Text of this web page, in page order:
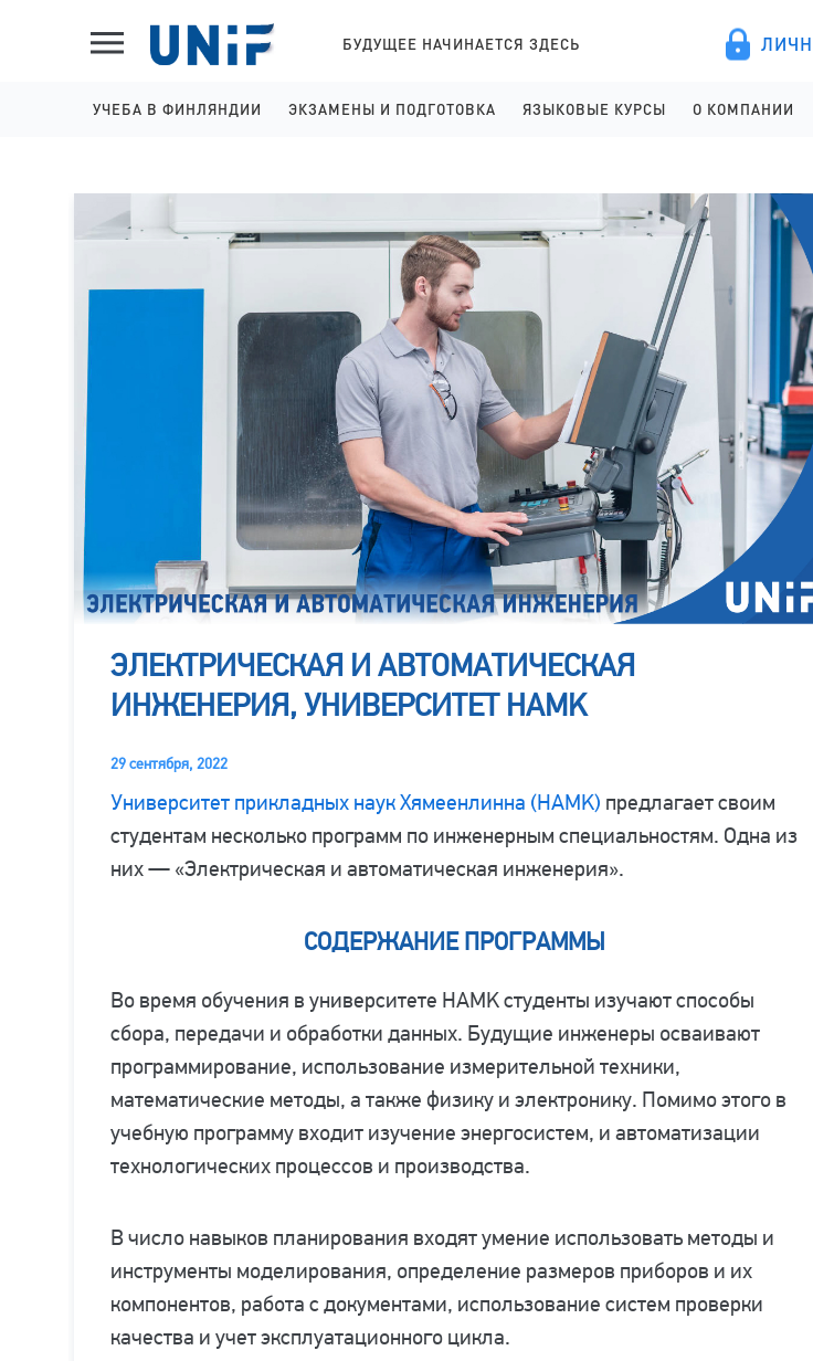
БУДУЩЕЕ НАЧИНАЕТСЯ ЗДЕСЬ
УЧЕБА В ФИНЛЯНДИИ
КОЛЛЕДЖИ НА АНГЛИЙСКОМ
УНИВЕРСИТЕТЫ НА АНГЛИЙСКОМ
ЭКЗАМЕНЫ И ПОДГОТОВКА
YKI ПОДГОТОВКА И РЕГИСТРАЦИЯ
ЯЗЫКОВЫЕ КУРСЫ
АНГЛИЙСКИЙ ДЛЯ ШКОЛЬНИКОВ
АНГЛИЙСКИЙ ДЛЯ
АНГЛИЙСКИЙ ДЛЯ ВЗРОСЛЫХ
ФИНСКИЙ ДЛЯ ПОСТУПАЮЩИХ
О КОМПАНИИ
ПРАВОВЫЕ
ЭЛЕКТРИЧЕСКАЯ И АВТОМАТИЧЕСКАЯ
ИНЖЕНЕРИЯ, УНИВЕРСИТЕТ HAMK
29 сентября, 2022
Университет прикладных наук Хямеенлинна (HAMK) предлагает своим
студентам несколько программ по инженерным специальностям. Одна из
них — «Электрическая и автоматическая инженерия».
СОДЕРЖАНИЕ ПРОГРАММЫ
Во время обучения в университете HAMK студенты изучают способы
сбора, передачи и обработки данных. Будущие инженеры осваивают
программирование, использование измерительной техники,
математические методы, а также физику и электронику. Помимо этого в
учебную программу входит изучение энергосистем, и автоматизации
технологических процессов и производства.
В число навыков планирования входят умение использовать методы и
инструменты моделирования, определение размеров приборов и их
компонентов, работа с документами, использование систем проверки
качества и учет эксплуатационного цикла.